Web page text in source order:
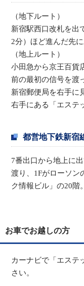
（地下ルート）
新宿駅西口改札を出
2分）ほど進んだ先
（地上ルート）
小田急から京王百貨
前の最初の信号を渡
新宿郵便局を右手に
右手にある「エステ
都営地下鉄新宿
7番出口から地上に
渡り、1Fがローソン
ク情報ビル」の20階。
お車でお越しの方
カーナビで「エステ
さい。